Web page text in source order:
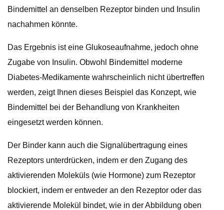
Bindemittel an denselben Rezeptor binden und Insulin
nachahmen könnte.
Das Ergebnis ist eine Glukoseaufnahme, jedoch ohne
Zugabe von Insulin. Obwohl Bindemittel moderne
Diabetes-Medikamente wahrscheinlich nicht übertreffen
werden, zeigt Ihnen dieses Beispiel das Konzept, wie
Bindemittel bei der Behandlung von Krankheiten
eingesetzt werden können.
Der Binder kann auch die Signalübertragung eines
Rezeptors unterdrücken, indem er den Zugang des
aktivierenden Moleküls (wie Hormone) zum Rezeptor
blockiert, indem er entweder an den Rezeptor oder das
aktivierende Molekül bindet, wie in der Abbildung oben